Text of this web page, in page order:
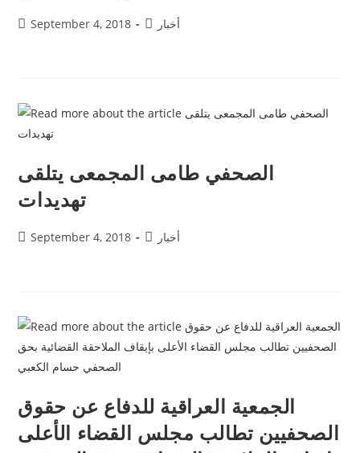
September 4, 2018 أخبار
الصحفي طامى المجمعى يتلقى
تهديدات
September 4, 2018 أخبار
الجمعية العراقية للدفاع عن حقوق
الصحفيين تطالب مجلس القضاء الأعلى